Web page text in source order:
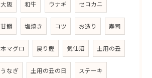
大阪 和牛 ウナギ セコカニ
甘鯛 塩焼き コツ お造り 寿司
本マグロ 戻り鰹 気仙沼 土用の丑
うなぎ 土用の丑の日 ステーキ